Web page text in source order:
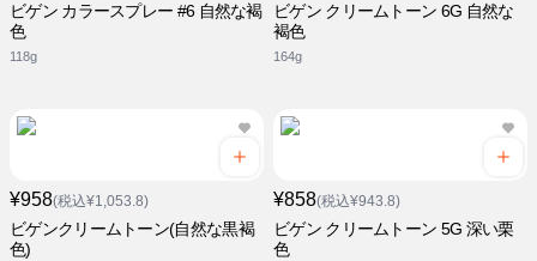
ビゲン カラースプレー #6 自然な褐
色
118g
ビゲン クリームトーン 6G 自然な
褐色
164g
¥958(税込¥1,053.8)
ビゲンクリームトーン(自然な黒褐
色)
¥858(税込¥943.8)
ビゲン クリームトーン 5G 深い栗
色